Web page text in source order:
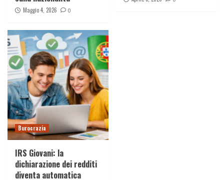
Maggio 4, 2026 0
Burocrazia
IRS Giovani: la
dichiarazione dei redditi
diventa automatica